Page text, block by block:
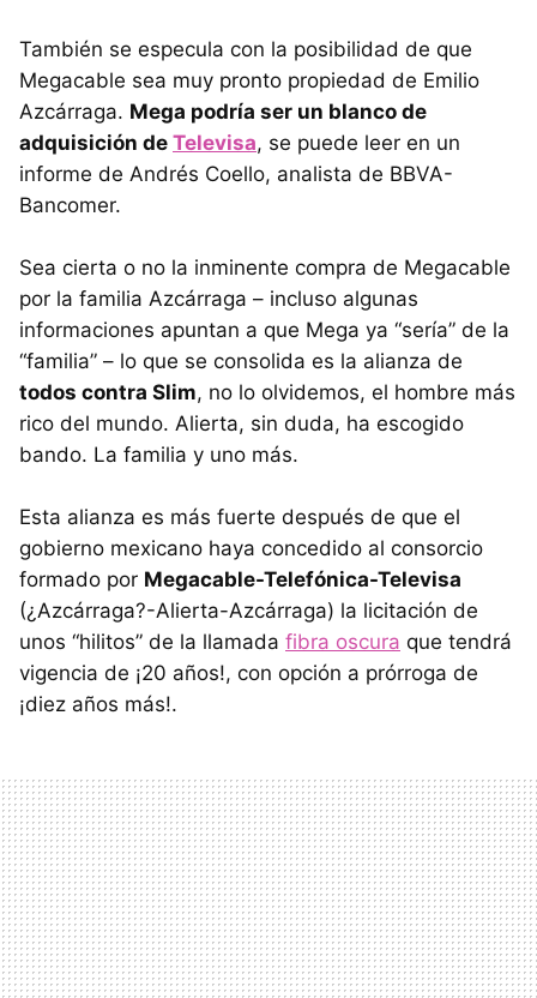
También se especula con la posibilidad de que
Megacable sea muy pronto propiedad de Emilio
Azcárraga. Mega podría ser un blanco de
adquisición de Televisa, se puede leer en un
informe de Andrés Coello, analista de BBVA-
Bancomer.
Sea cierta o no la inminente compra de Megacable
por la familia Azcárraga – incluso algunas
informaciones apuntan a que Mega ya “sería” de la
“familia” – lo que se consolida es la alianza de
todos contra Slim, no lo olvidemos, el hombre más
rico del mundo. Alierta, sin duda, ha escogido
bando. La familia y uno más.
Esta alianza es más fuerte después de que el
gobierno mexicano haya concedido al consorcio
formado por Megacable-Telefónica-Televisa
(¿Azcárraga?-Alierta-Azcárraga) la licitación de
unos “hilitos” de la llamada fibra oscura que tendrá
vigencia de ¡20 años!, con opción a prórroga de
¡diez años más!.